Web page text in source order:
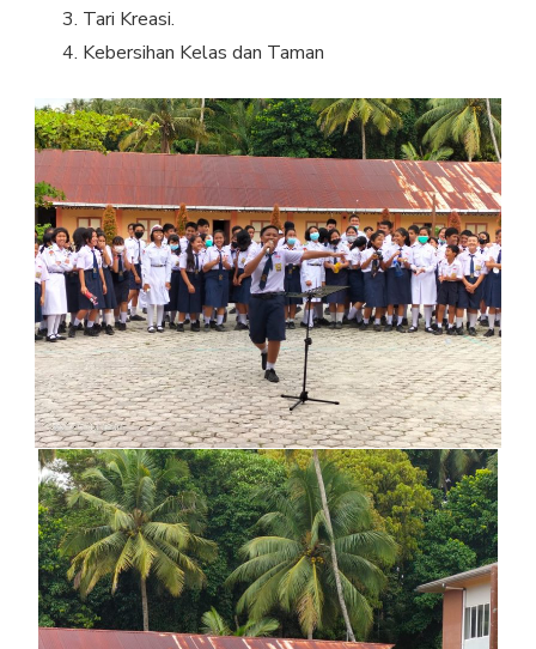
Tari Kreasi.
Kebersihan Kelas dan Taman